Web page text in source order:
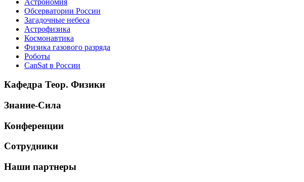
Обсерватории России
Загадочные небеса
Астрофизика
Космонавтика
Физика газового разряда
Роботы
CanSat в России
Кафедра Теор. Физики
Знание-Сила
Конференции
Сотрудники
Наши партнеры